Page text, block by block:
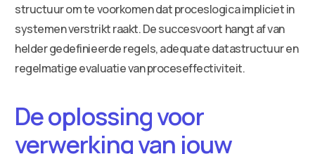
structuur om te voorkomen dat proceslogica impliciet in
systemen verstrikt raakt. De succesvoort hangt af van
helder gedefinieerde regels, adequate datastructuur en
regelmatige evaluatie van proceseffectiviteit.
De oplossing voor
verwerking van jouw